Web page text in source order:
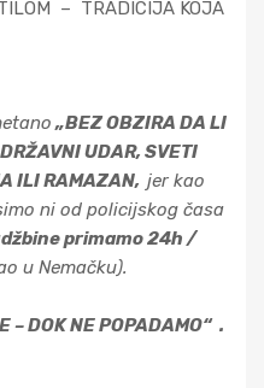
– TRADICIJA KOJA
„BEZ OBZIRA DA LI
UDAR, SVETI
ILI RAMAZAN, jer kao
ni od policijskog časa
primamo 24h /
u Nemačku).
– DOK NE POPADAMO“ .